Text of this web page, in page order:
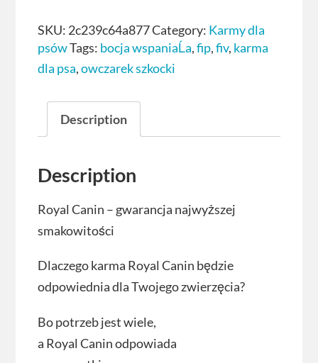
SKU: 2c239c64a877Category: Karmy dla
psówTags: bocja wspaniaĹa,fip,fiv, karma
dla psa,owczarek szkocki
Description
Description
Royal Canin – gwarancja najwyższej
smakowitości
Dlaczego karma Royal Canin będzie
odpowiednia dla Twojego zwierzęcia?
Bo potrzeb jest wiele,
a Royal Canin odpowiada